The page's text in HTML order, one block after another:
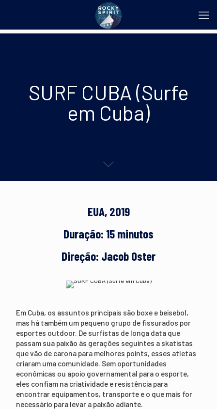
SURF CUBA (Surfe
em Cuba)
EUA, 2019
Duração: 15 minutos
Direção: Jacob Oster
Em Cuba, os assuntos principais são boxe e beisebol,
mas há também um pequeno grupo de fissurados por
esportes outdoor. De surfistas de longa data que
passam sua paixão às gerações seguintes a skatistas
que vão de carona para melhores points, esses atletas
criaram uma comunidade. Sem oportunidades
econômicas ou apoio governamental para o esporte,
eles confiam na criatividade e resistência para
encontrar equipamentos, transporte e o que mais for
necessário para levar a paixão adiante.